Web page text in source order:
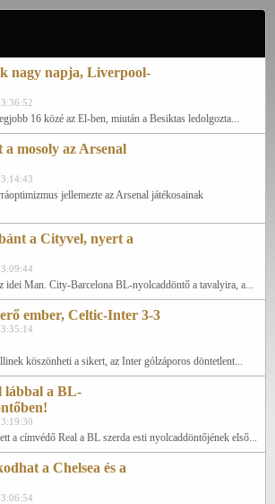
nagy napja, Liverpool-
16 közé az El-ben, miután a Besiktas ledolgozta...
a mosoly az Arsenal
jellemezte az Arsenal játékosainak
a Cityvel, nyert a
idei Man. City-Barcelona BL-nyolcaddöntő a tavalyira, a...
ember, Celtic-Inter 3-3
köszönheti a sikert, az Inter gólzáporos döntetlent...
lábbal a BL-
a címvédő Real a BL szerda esti nyolcaddöntőjének első...
a Chelsea és a